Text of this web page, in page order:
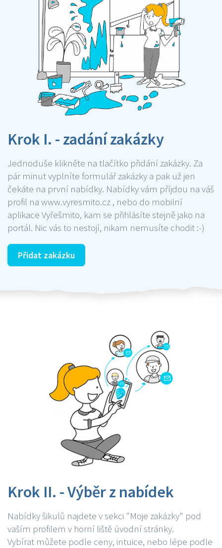
Krok I. - zadání zakázky
Jednoduše klikněte na tlačítko přidání zakázky. Za
pár minut vyplníte formulář zakázky a pak už jen
čekáte na první nabídky. Nabídky vám příjdou na váš
profil na www.vyresmito.cz , nebo do mobilní
aplikace Vyřešmito, kam se přihlásíte stejně jako na
portál. Nic vás to nestojí, nikam nemusíte chodit :-)
Přidat zakázku
Krok II. - Výběr z nabídek
Nabídky šikulů najdete v sekci "Moje zakázky" pod
vaším profilem v horní liště úvodní stránky.
Vybírat můžete podle ceny, intuice, nebo lépe podle